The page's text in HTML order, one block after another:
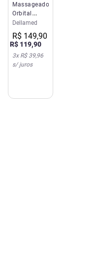
Massageador
Orbital
Dellamed
127V
Dellamed
R$ 149,90
R$ 119,90
3x R$ 39,96
s/ juros